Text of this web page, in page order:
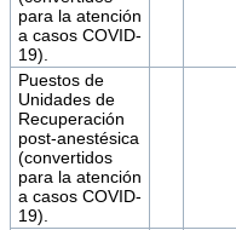
para la atención
a casos COVID-
19).
Puestos de
Unidades de
Recuperación
post-anestésica
(convertidos
para la atención
a casos COVID-
19).